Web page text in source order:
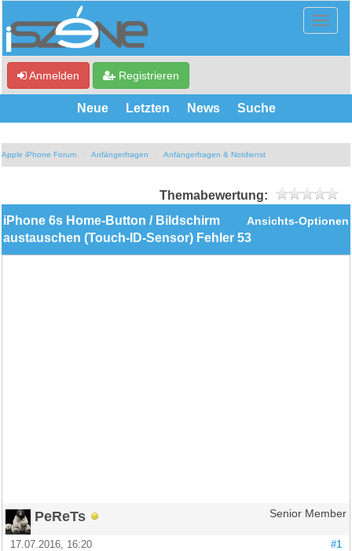
Anmelden Registrieren
Neue Letzten News Suche
Apple iPhone Forum Anfängerfragen Anfängerfragen & Notdienst
Themabewertung:
Ansichts-Optionen
iPhone 6s Home-Button / Bildschirm
austauschen (Touch-ID-Sensor) Fehler 53
PeReTs Senior Member
#1
17.07.2016, 16:20